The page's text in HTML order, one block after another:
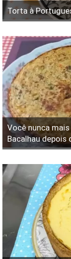
Torta à
Você nunca
Bacalhau depois